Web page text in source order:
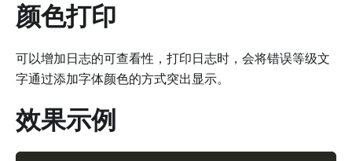
颜色打印
可以增加日志的可查看性，打印日志时，会将错误等级文
字通过添加字体颜色的方式突出显示。
效果示例